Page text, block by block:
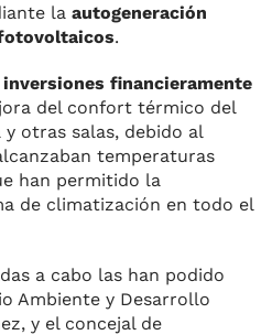
la autogeneración
.
inversiones financieramente
del confort térmico del
otras salas, debido al
temperaturas
han permitido la
de climatización en todo el
a cabo las han podido
Ambiente y Desarrollo
y el concejal de